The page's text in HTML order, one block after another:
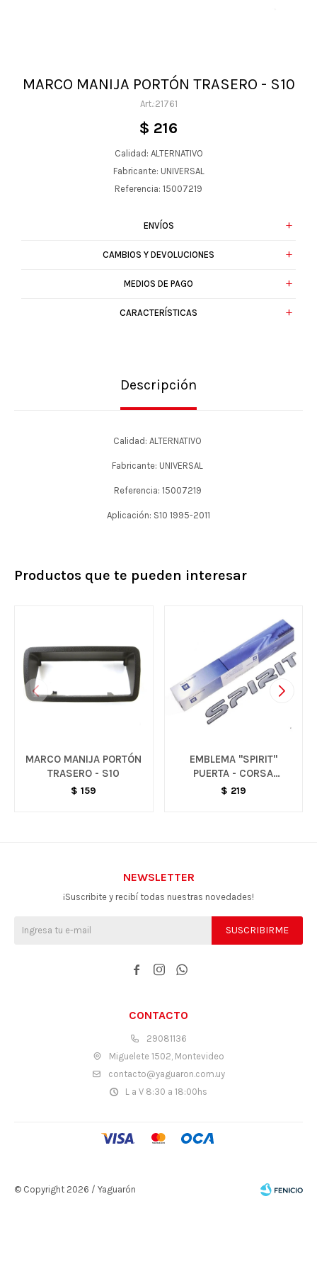
MARCO MANIJA PORTÓN TRASERO - S10
21761
$ 216
Calidad: ALTERNATIVO
Fabricante: UNIVERSAL
Referencia: 15007219
ENVÍOS
CAMBIOS Y DEVOLUCIONES
MEDIOS DE PAGO
CARACTERÍSTICAS
Descripción
Calidad: ALTERNATIVO
Fabricante: UNIVERSAL
Referencia: 15007219
Aplicación: S10 1995-2011
Productos que te pueden interesar
MARCO MANIJA PORTÓN
TRASERO - S10
$ 159
EMBLEMA "SPIRIT"
PUERTA - CORSA
CLASSIC
$ 219
CONTACTO
29081136
Miguelete 1502, Montevideo
contacto@yaguaron.com.uy
L a V 8:30 a 18:00hs
NEWSLETTER
¡Suscribite y recibí todas nuestras novedades!
SUSCRIBIRME
  
© Copyright 2026 / Yaguarón